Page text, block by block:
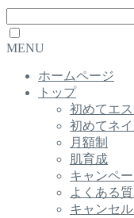
MENU
ホームページ
トップ
初めてエ
初めてネ
月額制
肌育成
キャンペ
よくある
キャンセ